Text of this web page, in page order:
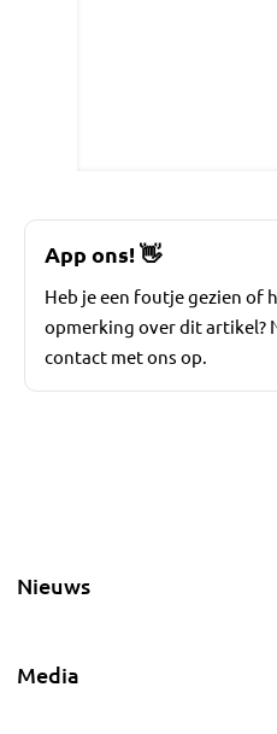
App ons!👋
Heb je een foutje gezien of
opmerking over dit artikel?
contact met ons op.
Nieuws
Media